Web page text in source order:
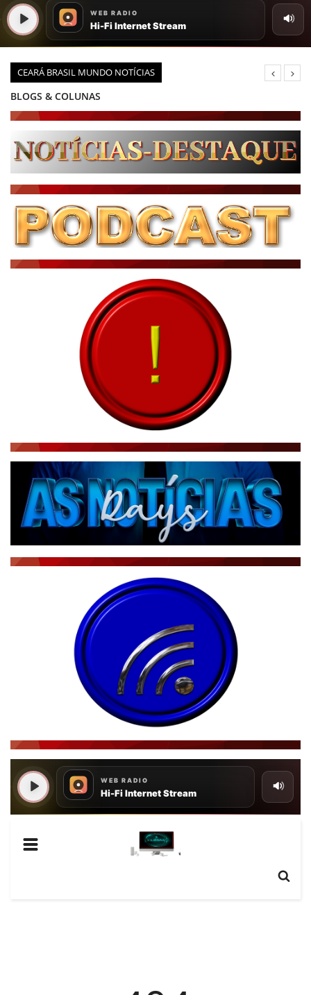
CEARÁ BRASIL MUNDO NOTÍCIAS
BLOGS & COLUNAS
PODCAST - PONTO DE VISTA
BRASIL DE FATO - ÚLTIMAS NOTÍCIAS
ÚLTIMAS NOTÍCIAS
NOTÍCIAS TAMBÉM NA TELA
BRASIL MUNDO AO VIVO
JORNAL DO BRASIL
NOTÍCIAS AO MINUTO
ACONTECEU...VIROU MANCHETE!
CONECTE-SE
REGISTO